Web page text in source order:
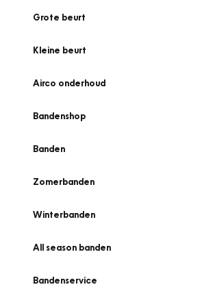
Grote beurt
Kleine beurt
Airco onderhoud
Bandenshop
Banden
Zomerbanden
Winterbanden
All season banden
Bandenservice